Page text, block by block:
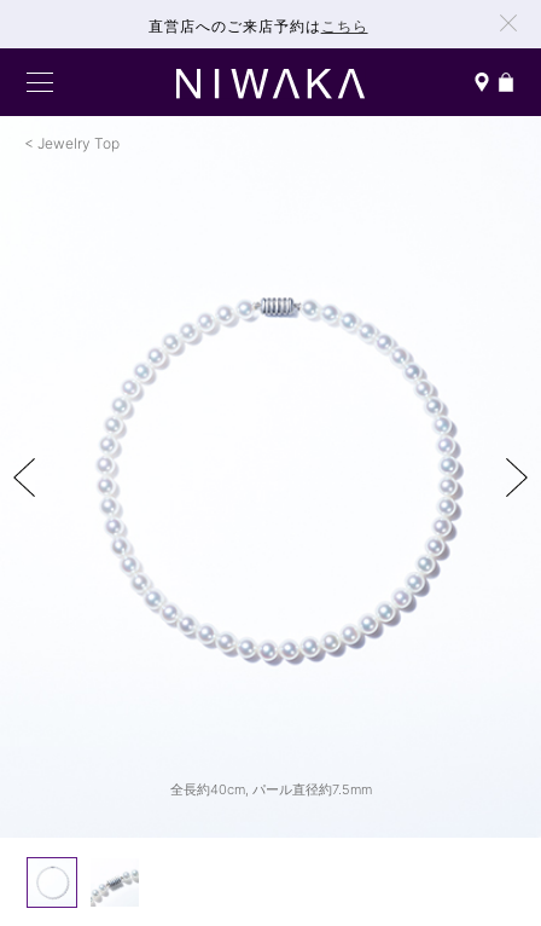
直営店へのご来店予約は こちら
Jewelry Top
全長約40cm, パール直径約7.5mm
留金のマテリアルは2種類から選択可能